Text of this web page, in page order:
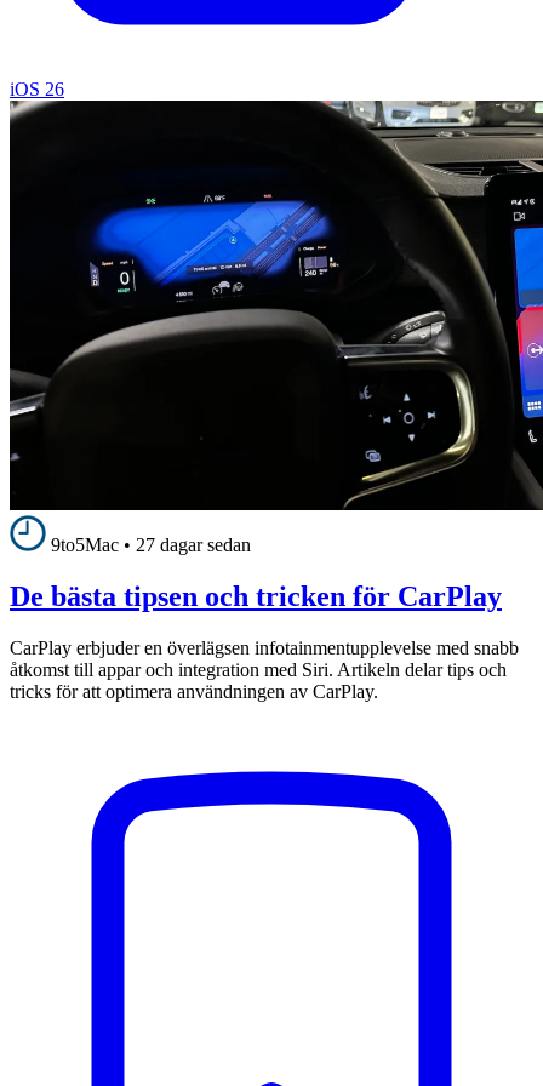
iOS 26
9to5Mac • 27 dagar sedan
De bästa tipsen och tricken för CarPlay
CarPlay erbjuder en överlägsen infotainmentupplevelse med snabb
åtkomst till appar och integration med Siri. Artikeln delar tips och
tricks för att optimera användningen av CarPlay.